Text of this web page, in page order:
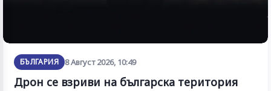
БЪЛГАРИЯ 8 Август 2026, 10:49
Дрон се взриви на българска територия